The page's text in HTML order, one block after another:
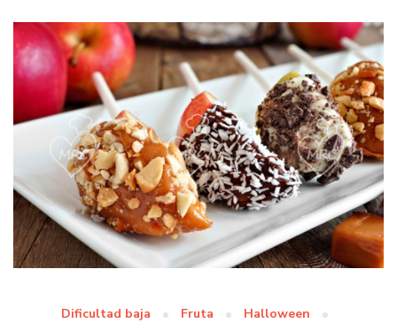
Dificultad baja Fruta
Halloween